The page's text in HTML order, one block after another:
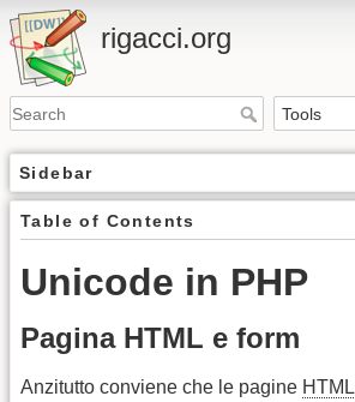
rigacci.org
Sidebar
Table of Contents
Unicode in PHP
Pagina HTML e form
Anzitutto conviene che le pagine HTML